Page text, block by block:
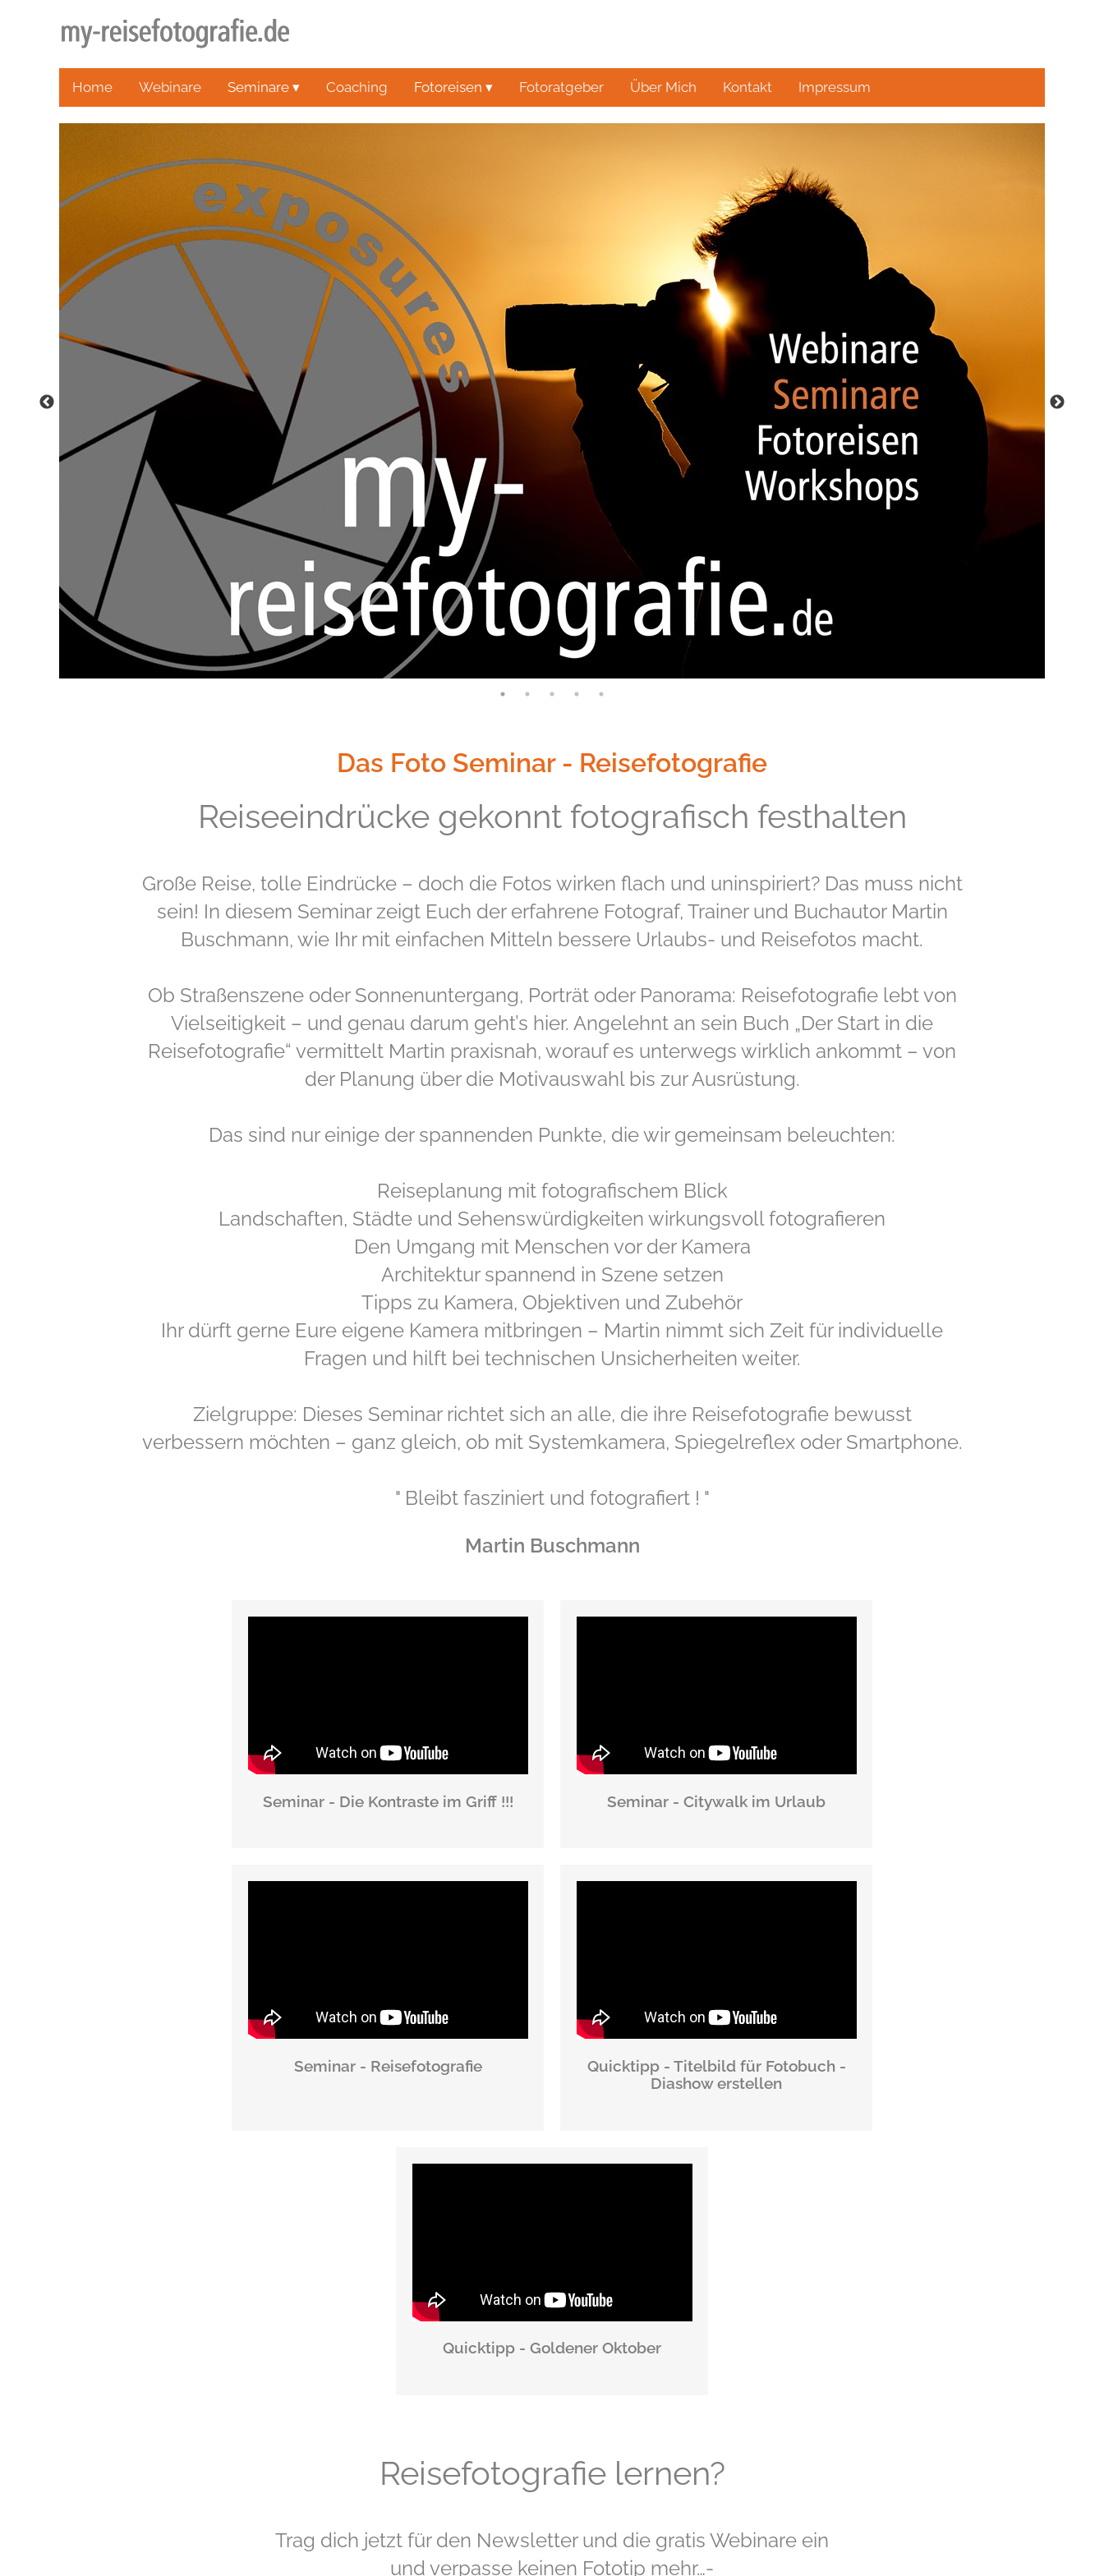
Home Webinare Seminare ▾ Coaching Fotoreisen ▾ Fotoratgeber Über Mich Kontakt Impressum
Das Foto Seminar - Reisefotografie
Reiseeindrücke gekonnt fotografisch festhalten
Große Reise, tolle Eindrücke – doch die Fotos wirken flach und uninspiriert? Das muss nicht
sein! In diesem Seminar zeigt Euch der erfahrene Fotograf, Trainer und Buchautor Martin
Buschmann, wie Ihr mit einfachen Mitteln bessere Urlaubs- und Reisefotos macht.
Ob Straßenszene oder Sonnenuntergang, Porträt oder Panorama: Reisefotografie lebt von
Vielseitigkeit – und genau darum geht’s hier. Angelehnt an sein Buch „Der Start in die
Reisefotografie“ vermittelt Martin praxisnah, worauf es unterwegs wirklich ankommt – von
der Planung über die Motivauswahl bis zur Ausrüstung.
Das sind nur einige der spannenden Punkte, die wir gemeinsam beleuchten:
Reiseplanung mit fotografischem Blick
Landschaften, Städte und Sehenswürdigkeiten wirkungsvoll fotografieren
Den Umgang mit Menschen vor der Kamera
Architektur spannend in Szene setzen
Tipps zu Kamera, Objektiven und Zubehör
Ihr dürft gerne Eure eigene Kamera mitbringen – Martin nimmt sich Zeit für individuelle
Fragen und hilft bei technischen Unsicherheiten weiter.
Zielgruppe: Dieses Seminar richtet sich an alle, die ihre Reisefotografie bewusst
verbessern möchten – ganz gleich, ob mit Systemkamera, Spiegelreflex oder Smartphone.
" Bleibt fasziniert und fotografiert ! "
Martin Buschmann
Seminar - Die Kontraste im Griff !!! Seminar - Citywalk im Urlaub
Seminar - Reisefotografie
Quicktipp - Titelbild für Fotobuch -
Diashow erstellen
Quicktipp - Goldener Oktober
Reisefotografie lernen?
Trag dich jetzt für den Newsletter und die gratis Webinare ein
und verpasse keinen Fototip mehr…-